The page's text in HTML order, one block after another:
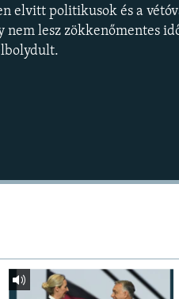
elvitt politikusok és a
lesz zökkenőmentes